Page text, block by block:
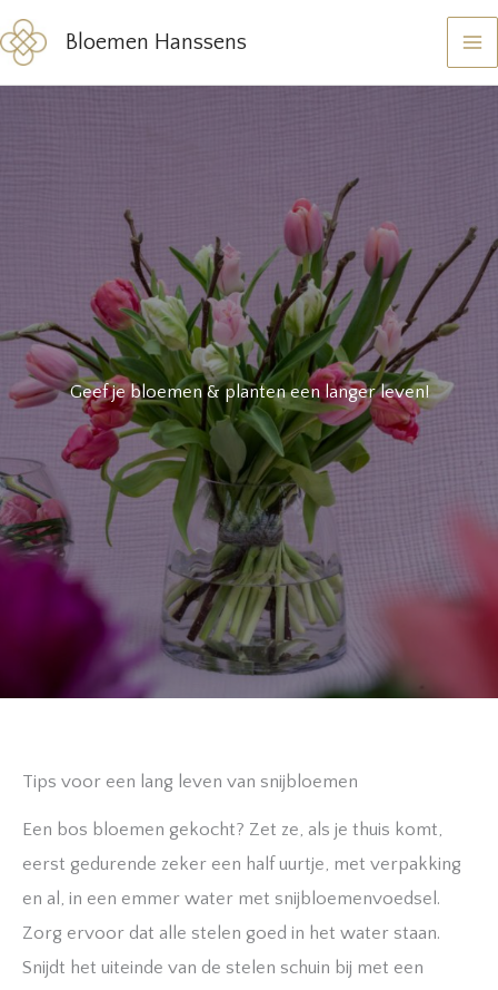
Ga
naar
de
Bloemen Hanssens
Geef je bloemen & planten een langer leven!
Tips voor een lang leven van snijbloemen
Een bos bloemen gekocht? Zet ze, als je thuis komt,
eerst gedurende zeker een half uurtje, met verpakking
en al, in een emmer water met snijbloemenvoedsel.
Zorg ervoor dat alle stelen goed in het water staan.
Snijdt het uiteinde van de stelen schuin bij met een